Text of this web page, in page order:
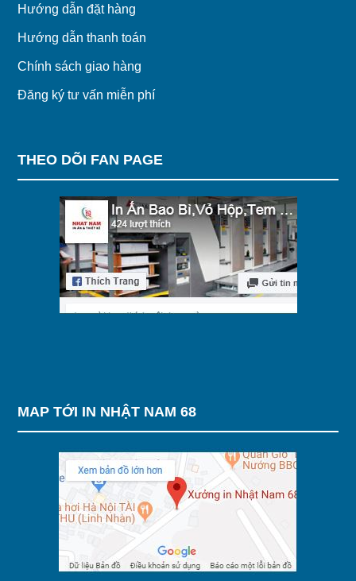
Hướng dẫn đặt hàng
Hướng dẫn thanh toán
Chính sách giao hàng
Đăng ký tư vấn miễn phí
THEO DÕI FAN PAGE
MAP TỚI IN NHẬT NAM 68